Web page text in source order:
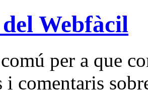
Webfàcil
per a que
i comentaris